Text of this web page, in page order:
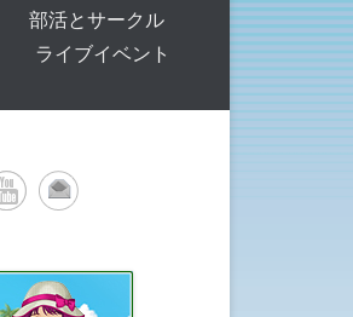
部活とサークル
ライブイベント